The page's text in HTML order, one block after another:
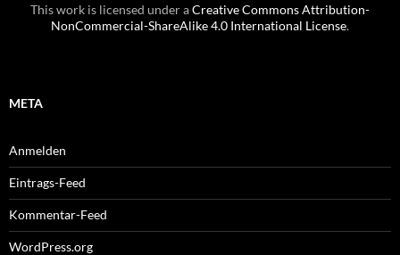
This work is licensed under aCreative Commons Attribution-
NonCommercial-ShareAlike 4.0 International License.
META
Anmelden
Eintrags-Feed
Kommentar-Feed
WordPress.org